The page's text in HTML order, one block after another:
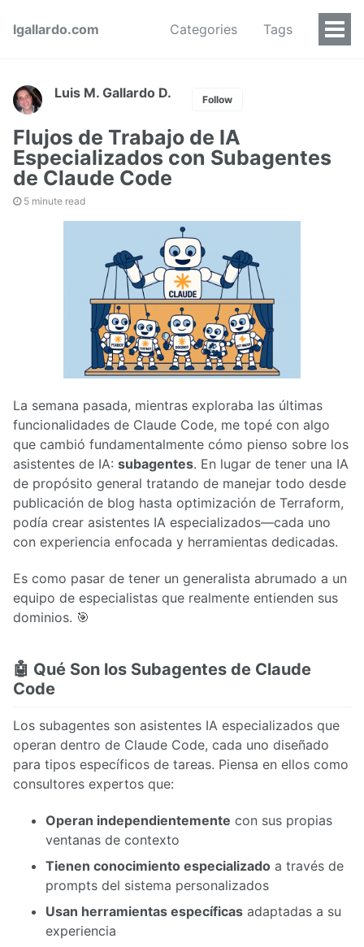
lgallardo.com Categories Tags
Luis M. Gallardo D. Follow
Flujos de Trabajo de IA
Especializados con Subagentes
de Claude Code
5 minute read
La semana pasada, mientras exploraba las últimas
funcionalidades de Claude Code, me topé con algo
que cambió fundamentalmente cómo pienso sobre los
asistentes de IA: subagentes. En lugar de tener una IA
de propósito general tratando de manejar todo desde
publicación de blog hasta optimización de Terraform,
podía crear asistentes IA especializados—cada uno
con experiencia enfocada y herramientas dedicadas.
Es como pasar de tener un generalista abrumado a un
equipo de especialistas que realmente entienden sus
dominios. 🎯
🤖 Qué Son los Subagentes de Claude
Code
Los subagentes son asistentes IA especializados que
operan dentro de Claude Code, cada uno diseñado
para tipos específicos de tareas. Piensa en ellos como
consultores expertos que:
Operan independientemente con sus propias
ventanas de contexto
Tienen conocimiento especializado a través de
prompts del sistema personalizados
Usan herramientas específicas adaptadas a su
experiencia